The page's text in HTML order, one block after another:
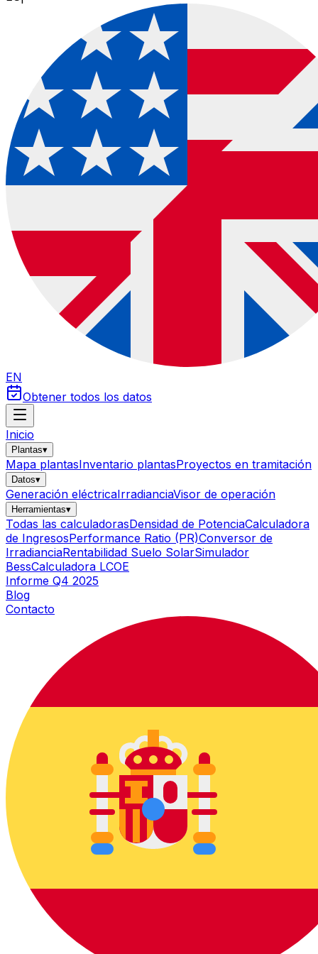
EN
Obtener todos los datos
Inicio
Plantas▾
Mapa plantasInventario plantasProyectos en tramitación
Datos▾
Generación eléctricaIrradianciaVisor de operación
Herramientas▾
Todas las calculadorasDensidad de PotenciaCalculadora
de IngresosPerformance Ratio (PR)Conversor de
IrradianciaRentabilidad Suelo SolarSimulador
BessCalculadora LCOE
Informe Q4 2025
Blog
Contacto